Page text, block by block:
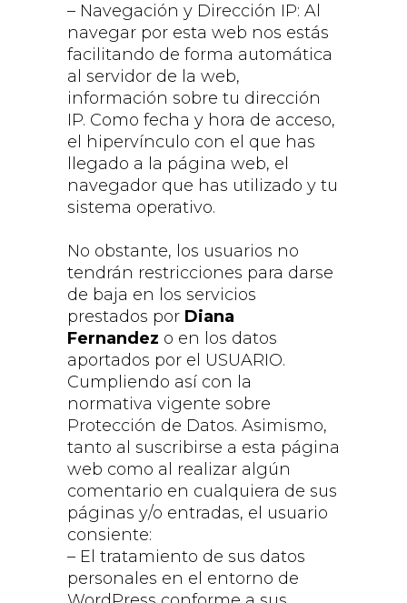
– Navegación y Dirección IP: Al
navegar por esta web nos estás
facilitando de forma automática
al servidor de la web,
información sobre tu dirección
IP. Como fecha y hora de acceso,
el hipervínculo con el que has
llegado a la página web, el
navegador que has utilizado y tu
sistema operativo.
No obstante, los usuarios no
tendrán restricciones para darse
de baja en los servicios
prestados por Diana
Fernandez o en los datos
aportados por el USUARIO.
Cumpliendo así con la
normativa vigente sobre
Protección de Datos. Asimismo,
tanto al suscribirse a esta página
web como al realizar algún
comentario en cualquiera de sus
páginas y/o entradas, el usuario
consiente:
– El tratamiento de sus datos
personales en el entorno de